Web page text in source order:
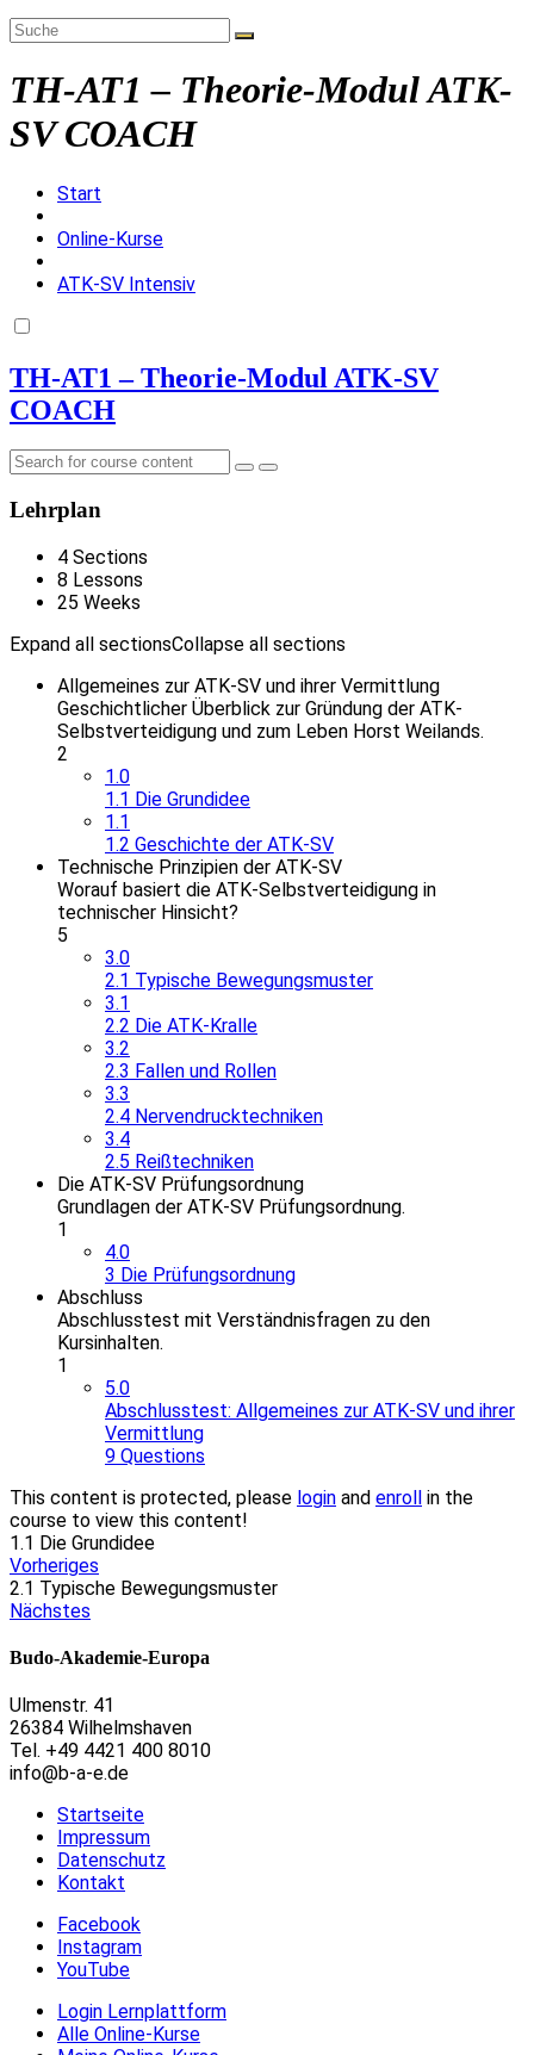
TH-AT1 – Theorie-Modul ATK-
SV COACH
Start
Online-Kurse
ATK-SV Intensiv
TH-AT1 – Theorie-Modul ATK-SV
COACH
Lehrplan
4 Sections
8 Lessons
25 Weeks
Expand all sectionsCollapse all sections
Allgemeines zur ATK-SV und ihrer Vermittlung
Geschichtlicher Überblick zur Gründung der ATK-
Selbstverteidigung und zum Leben Horst Weilands.
2
1.0
1.1 Die Grundidee
1.1
1.2 Geschichte der ATK-SV
Technische Prinzipien der ATK-SV
Worauf basiert die ATK-Selbstverteidigung in
technischer Hinsicht?
5
3.0
2.1 Typische Bewegungsmuster
3.1
2.2 Die ATK-Kralle
3.2
2.3 Fallen und Rollen
3.3
2.4 Nervendrucktechniken
3.4
2.5 Reißtechniken
Die ATK-SV Prüfungsordnung
Grundlagen der ATK-SV Prüfungsordnung.
1
4.0
3 Die Prüfungsordnung
Abschluss
Abschlusstest mit Verständnisfragen zu den
Kursinhalten.
1
5.0
Abschlusstest: Allgemeines zur ATK-SV und ihrer
Vermittlung
9 Questions
This content is protected, please login and enroll in the
course to view this content!
1.1 Die Grundidee
Vorheriges
2.1 Typische Bewegungsmuster
Nächstes
Budo-Akademie-Europa
Ulmenstr. 41
26384 Wilhelmshaven
Tel. +49 4421 400 8010
info@b-a-e.de
Startseite
Impressum
Datenschutz
Kontakt
Facebook
Instagram
YouTube
Login Lernplattform
Alle Online-Kurse